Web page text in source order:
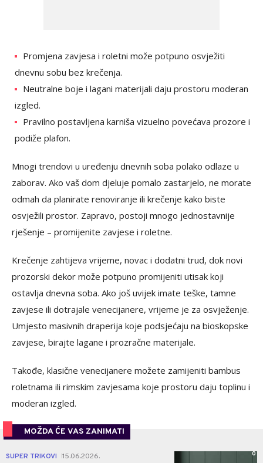
Promjena zavjesa i roletni može potpuno osvježiti
dnevnu sobu bez krečenja.
Neutralne boje i lagani materijali daju prostoru moderan
izgled.
Pravilno postavljena karniša vizuelno povećava prozore i
podiže plafon.
Mnogi trendovi u uređenju dnevnih soba polako odlaze u
zaborav. Ako vaš dom djeluje pomalo zastarjelo, ne morate
odmah da planirate renoviranje ili krečenje kako biste
osvježili prostor. Zapravo, postoji mnogo jednostavnije
rješenje – promijenite zavjese i roletne.
Krečenje zahtijeva vrijeme, novac i dodatni trud, dok novi
prozorski dekor može potpuno promijeniti utisak koji
ostavlja dnevna soba. Ako još uvijek imate teške, tamne
zavjese ili dotrajale venecijanere, vrijeme je za osvježenje.
Umjesto masivnih draperija koje podsjećaju na bioskopske
zavjese, birajte lagane i prozračne materijale.
Takođe, klasične venecijanere možete zamijeniti bambus
roletnama ili rimskim zavjesama koje prostoru daju toplinu i
moderan izgled.
MOŽDA ĆE VAS ZANIMATI
SUPER TRIKOVI 15.06.2026. 0